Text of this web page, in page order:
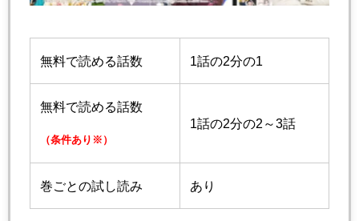
無料で読める話数 1話の2分の1
無料で読める話数
（条件あり※）
1話の2分の2～3話
巻ごとの試し読み あり